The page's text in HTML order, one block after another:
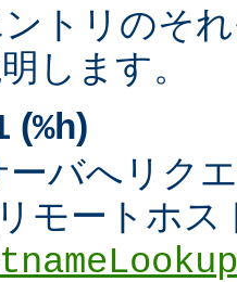
トリのそ
します。
(%h)
ーバへリク
モートホ